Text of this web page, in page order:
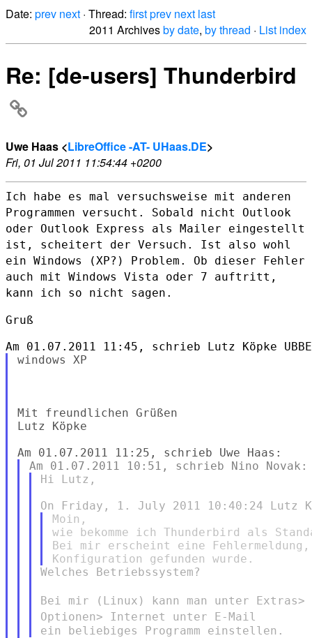
Date: prev next · Thread: firstprev next last
2011 Archivesby date, by thread · List index
Re: [de-users] Thunderbird
Uwe Haas <LibreOffice -AT- UHaas.DE>
Fri, 01 Jul 2011 11:54:44 +0200
Ich habe es mal versuchsweise mit anderen
Programmen versucht. Sobald nicht Outlook
oder Outlook Express als Mailer eingestellt
ist, scheitert der Versuch. Ist also wohl
ein Windows (XP?) Problem. Ob dieser Fehler
auch mit Windows Vista oder 7 auftritt,
kann ich so nicht sagen.
Gruß
windows XP
Mit freundlichen Grüßen
Lutz Köpke
Hi Lutz,
Moin,
wie bekomme ich Thunderbird als
Bei mir erscheint eine
Welches Betriebssystem?
Bei mir (Linux) kann man unter Extras>
Optionen> Internet unter E-Mail